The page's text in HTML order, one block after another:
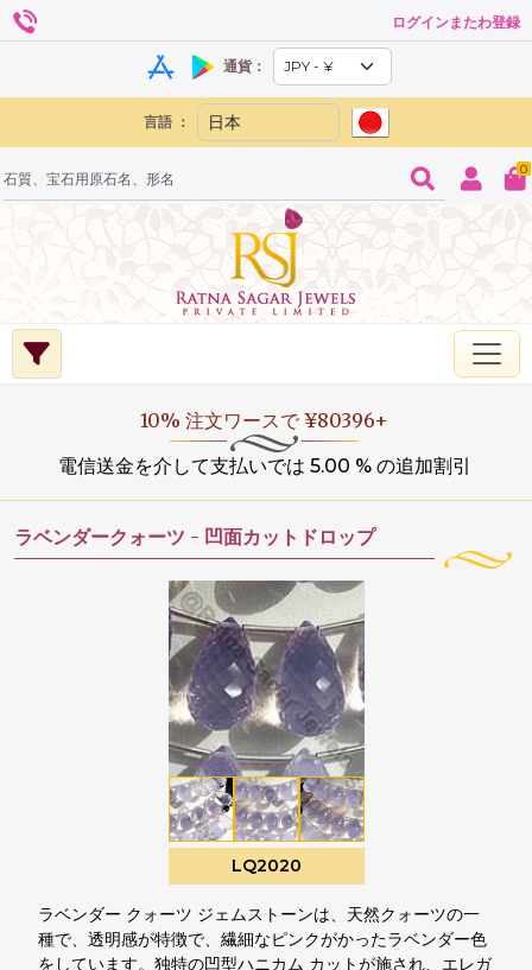
ログインまたわ登録
通貨：
言語 ：
0
20% 注文ワースで ¥160,000+
電信送金を介して支払いでは 5.00 % の追加割引
ラベンダークォーツ - 凹面カットドロップ
LQ2020
ラベンダー クォーツ ジェムストーンは、天然クォーツの一
種で、透明感が特徴で、繊細なピンクがかったラベンダー色
をしています。独特の凹型ハニカム カットが施され、エレガ